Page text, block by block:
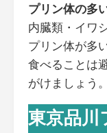
プリン体の多
内臓類・イワ
プリン体が多
食べることは
がけましょう。
東京品川